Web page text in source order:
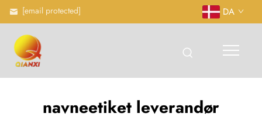
[email protected] DA
navneetiket leverandør